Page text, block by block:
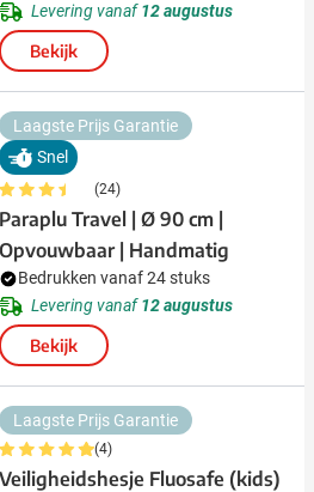
Levering vanaf12 augustus
Bekijk
Laagste Prijs Garantie
Snel
(24)
Paraplu Travel | Ø 90 cm |
Opvouwbaar | Handmatig
Bedrukken vanaf 24 stuks
Levering vanaf12 augustus
Bekijk
Laagste Prijs Garantie
(4)
Veiligheidshesje Fluosafe (kids)